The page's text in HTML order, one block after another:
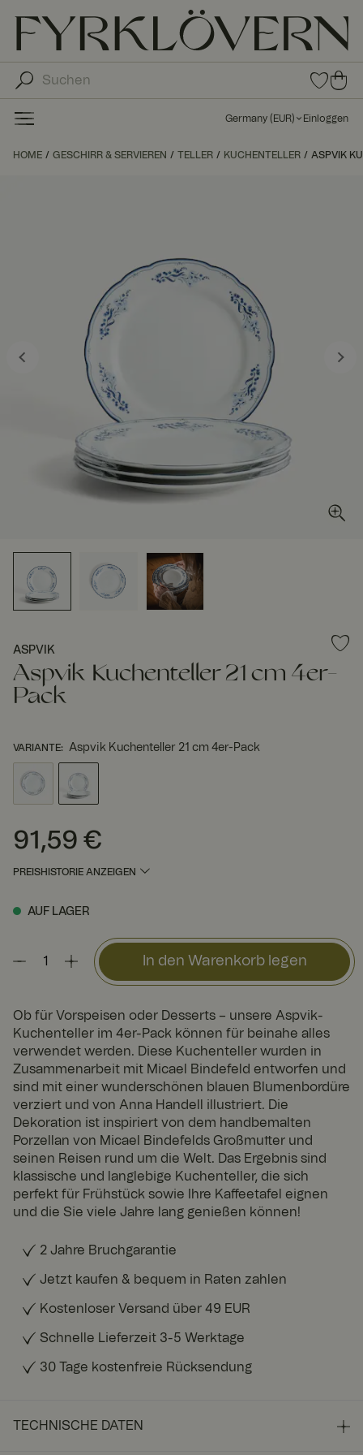
0
Arti
in
orit
0
Art
ike
de
Germany ( EUR) Einloggen
HOME GESCHIRR & SERVIEREN TELLER KUCHENTELLER ASPVIK
ASPVIK
Aspvik Kuchenteller 21 cm 4er-
Pack
VARIANTE: Aspvik Kuchenteller 21 cm 4er-Pack
Preis :91,59 €
91,59 €
PREISHISTORIE ANZEIGEN
AUF LAGER
In den Warenkorb legen
Ob für Vorspeisen oder Desserts – unsere Aspvik-
Kuchenteller im 4er-Pack können für beinahe alles
verwendet werden. Diese Kuchenteller wurden in
Zusammenarbeit mit Micael Bindefeld entworfen und
sind mit einer wunderschönen blauen Blumenbordüre
verziert und von Anna Handell illustriert. Die
Dekoration ist inspiriert von dem handbemalten
Porzellan von Micael Bindefelds Großmutter und
seinen Reisen rund um die Welt. Das Ergebnis sind
klassische und langlebige Kuchenteller, die sich
perfekt für Frühstück sowie Ihre Kaffeetafel eignen
und die Sie viele Jahre lang genießen können!
2 Jahre Bruchgarantie
Jetzt kaufen & bequem in Raten zahlen
Kostenloser Versand über 49 EUR
Schnelle Lieferzeit 3-5 Werktage
30 Tage kostenfreie Rücksendung
TECHNISCHE DATEN